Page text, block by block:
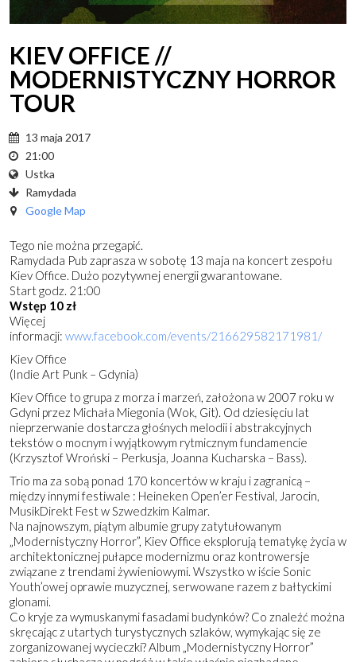
KIEV OFFICE //
MODERNISTYCZNY HORROR
TOUR
13 maja 2017
21:00
Ustka
Ramydada
Google Map
Tego nie można przegapić.
Ramydada Pub zaprasza w sobotę 13 maja na koncert zespołu
Kiev Office. Dużo pozytywnej energii gwarantowane.
Start godz. 21:00
Wstęp 10 zł
Więcej
informacji: www.facebook.com/events/216629582171981/
Kiev Office
(Indie Art Punk – Gdynia)
Kiev Office to grupa z morza i marzeń, założona w 2007 roku w
Gdyni przez Michała Miegonia (Wok, Git). Od dziesięciu lat
nieprzerwanie dostarcza głośnych melodii i abstrakcyjnych
tekstów o mocnym i wyjątkowym rytmicznym fundamencie
(Krzysztof Wroński – Perkusja, Joanna Kucharska – Bass).
Trio ma za sobą ponad 170 koncertów w kraju i zagranicą –
między innymi festiwale : Heineken Open’er Festival, Jarocin,
MusikDirekt Fest w Szwedzkim Kalmar.
Na najnowszym, piątym albumie grupy zatytułowanym
„Modernistyczny Horror”, Kiev Office eksplorują tematykę życia w
architektonicznej pułapce modernizmu oraz kontrowersje
związane z trendami żywieniowymi. Wszystko w iście Sonic
Youth’owej oprawie muzycznej, serwowane razem z bałtyckimi
glonami.
Co kryje za wymuskanymi fasadami budynków? Co znaleźć można
skręcając z utartych turystycznych szlaków, wymykając się ze
zorganizowanej wycieczki? Album „Modernistyczny Horror”